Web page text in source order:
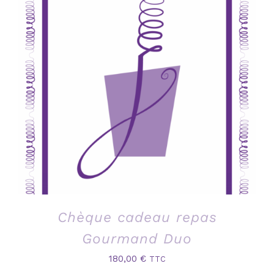
Chèque cadeau repas
Gourmand Duo
180,00 € TTC